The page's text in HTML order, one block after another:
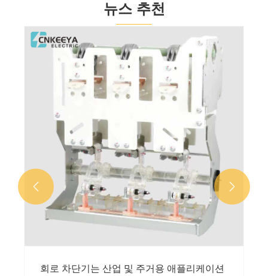
뉴스 추천
회로 차단기는 산업 및 주거용 애플리케이션
 